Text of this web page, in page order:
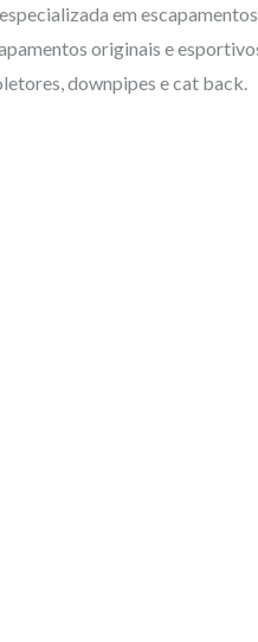
t
a
em escapamentos
originais e
downpipes e cat back.